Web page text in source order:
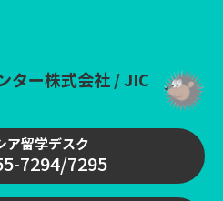
ター株式会社 / JIC
ア留学デスク
7294/7295